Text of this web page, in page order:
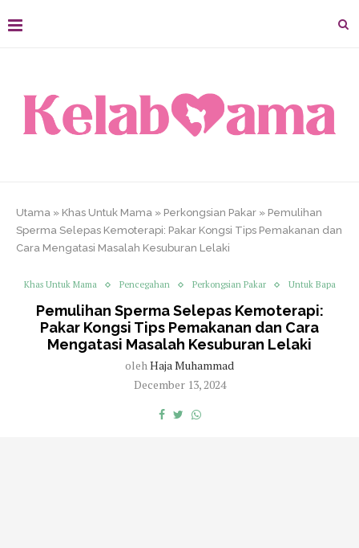
Utama » Khas Untuk Mama » Perkongsian Pakar » Pemulihan
Sperma Selepas Kemoterapi: Pakar Kongsi Tips Pemakanan dan
Cara Mengatasi Masalah Kesuburan Lelaki
Khas Untuk Mama Pencegahan Perkongsian Pakar Untuk Bapa
Pemulihan Sperma Selepas Kemoterapi:
Pakar Kongsi Tips Pemakanan dan Cara
Mengatasi Masalah Kesuburan Lelaki
olehHaja Muhammad
December 13, 2024